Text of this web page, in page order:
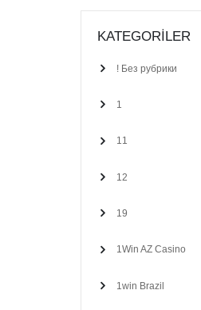
KATEGORILER
! Без рубрики
1
11
12
19
1Win AZ Casino
1win Brazil